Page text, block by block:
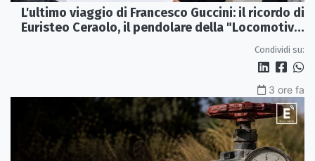
L'ultimo viaggio di Francesco Guccini: il ricordo di
Euristeo Ceraolo, il pendolare della "Locomotiva
Condividi su:
3 ore fa